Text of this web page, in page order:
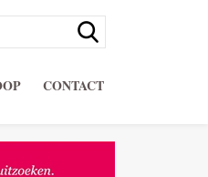
CONTACT